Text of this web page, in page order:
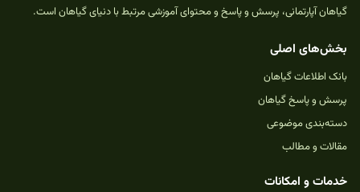
گیاهان آپارتمانی، پرسش و پاسخ و محتوای آموزشی مرتبط با دنیای گیاهان است.
بخش‌های اصلی
بانک اطلاعات گیاهان
پرسش و پاسخ گیاهان
دسته‌بندی موضوعی
مقالات و مطالب
خدمات و امکانات